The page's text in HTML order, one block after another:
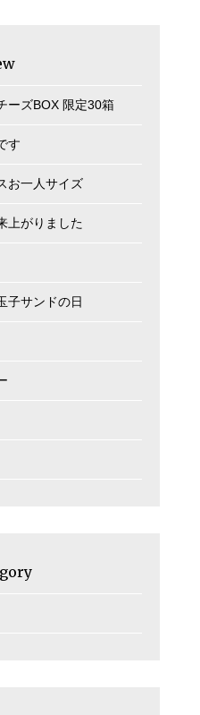
ーズBOX 限定30箱
す
お一人サイズ
上がりました
子サンドの日